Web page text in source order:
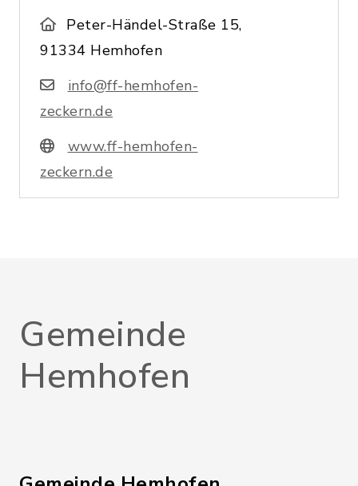
Peter-Händel-Straße 15,
91334 Hemhofen
info@ff-hemhofen-
zeckern.de
www.ff-hemhofen-
zeckern.de
Gemeinde
Hemhofen